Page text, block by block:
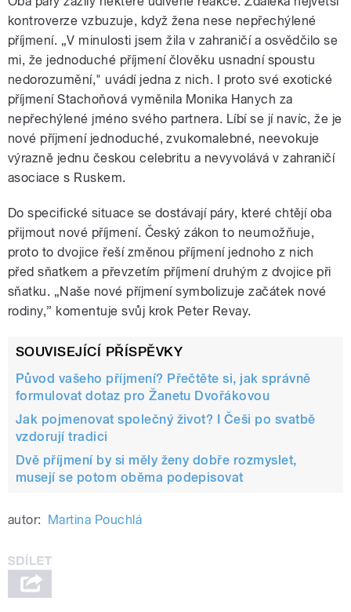
kontroverze vzbuzuje, když žena nese nepřechýlené
příjmení. „V minulosti jsem žila v zahraničí a osvědčilo se
mi, že jednoduché příjmení člověku usnadní spoustu
nedorozumění," uvádí jedna z nich. I proto své exotické
příjmení Stachoňová vyměnila Monika Hanych za
nepřechýlené jméno svého partnera. Líbí se jí navíc, že je
nové příjmení jednoduché, zvukomalebné, neevokuje
výrazně jednu českou celebritu a nevyvolává v zahraničí
asociace s Ruskem.
Do specifické situace se dostávají páry, které chtějí oba
přijmout nové příjmení. Český zákon to neumožňuje,
proto to dvojice řeší změnou příjmení jednoho z nich
před sňatkem a převzetím příjmení druhým z dvojice při
sňatku. „Naše nové příjmení symbolizuje začátek nové
rodiny,” komentuje svůj krok Peter Revay.
SOUVISEJÍCÍ PŘÍSPĚVKY
Původ vašeho příjmení? Přečtěte si, jak správně
formulovat dotaz pro Žanetu Dvořákovou
Jak pojmenovat společný život? I Češi po svatbě
vzdorují tradici
Dvě příjmení by si měly ženy dobře rozmyslet,
musejí se potom oběma podepisovat
autor: Martina Pouchlá